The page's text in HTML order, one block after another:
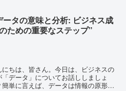
ータの意味と分析: ビジネス成
ための重要なステップ”
ちは、皆さん。今日は、ビジネスの
データ」についてお話ししましょ
単に言えば、データは情報の原形で